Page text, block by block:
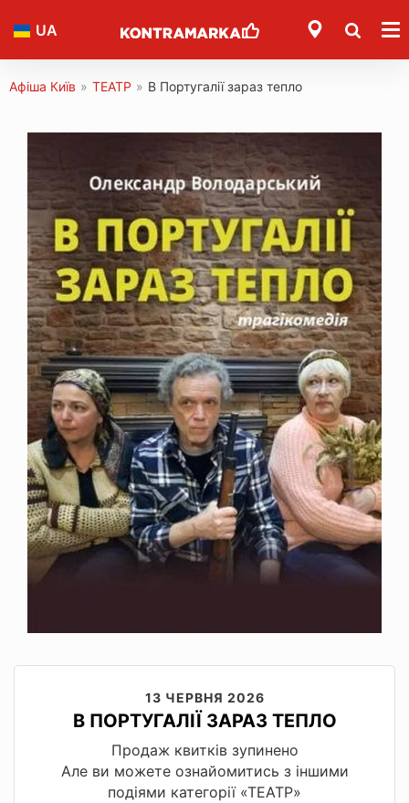
UA
Афіша Київ » ТЕАТР » В Португалії зараз тепло
13 ЧЕРВНЯ 2026
В ПОРТУГАЛІЇ ЗАРАЗ ТЕПЛО
Продаж квитків зупинено
Але ви можете ознайомитись з іншими
подіями категорії «ТЕАТР»